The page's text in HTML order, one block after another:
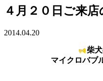
４月２０日ご来
2014.04.20
柴
マイクロバブ